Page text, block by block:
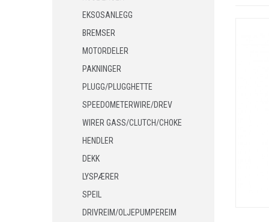
MC BUKSER
MC JAKKER
MC STØVLER
CROSS BRILLER
CROSS HJELMER
EKSOSANLEGG
BREMSER
MOTORDELER
PAKNINGER
PLUGG/PLUGGHETTE
SPEEDOMETERWIRE/DREV
WIRER GASS/CLUTCH/CHOKE
HENDLER
DEKK
LYSPÆRER
SPEIL
DRIVREIM/OLJEPUMPEREIM